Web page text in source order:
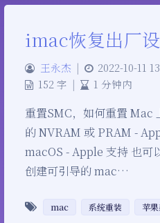
imac恢复出厂
王永杰 | 2022-10-11
152 字 | 1 分钟内
重置SMC，如何重置 Mac
的 NVRAM 或 PRAM -
macOS - Apple 支持 也可
创建可引导的 mac…
mac 系统重装 苹